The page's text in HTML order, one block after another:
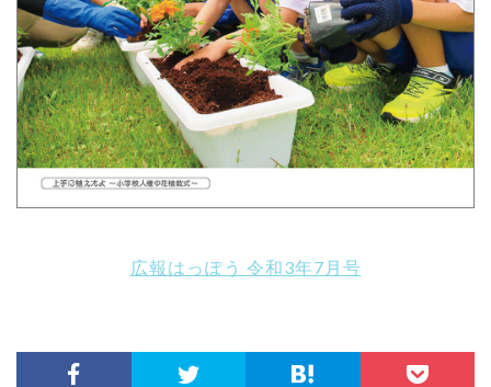
広報はっぽう 令和3年7月号